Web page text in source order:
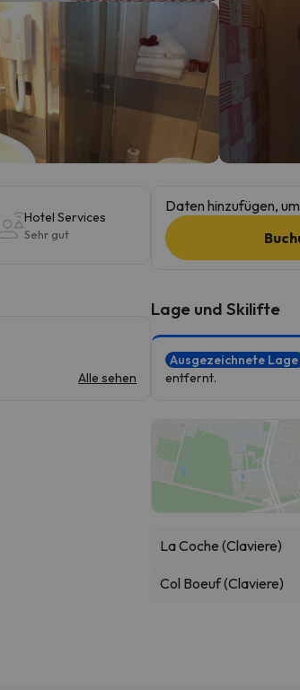
Hotel Services
Sehr gut
Alle sehen
Daten hinzufügen,
Lage und Skilifte
Ausgezeichnete Lage
entfernt.
La Coche (Claviere)
Col Boeuf (Claviere)